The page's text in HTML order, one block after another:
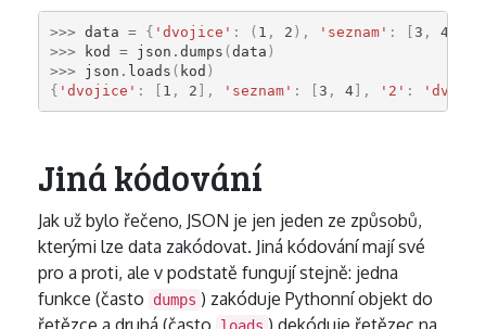
>>> data = { 'dvojice' : ( 1 , 2 ), 'seznam' : [ 3 , 4
>>>
kod = json . dumps (data )
>>>
json . loads ( kod )
{ 'dvojice' : [ 1 , 2 ], 'seznam' : [ 3 , 4], '2' : 'dva'
Jiná kódování
Jak už bylo řečeno, JSON je jen jeden ze způsobů,
kterými lze data zakódovat. Jiná kódování mají své
pro a proti, ale v podstatě fungují stejně: jedna
funkce (často
dumps ) zakóduje Pythonní objekt do
řetězce a druhá (často
) dekóduje řetězec na